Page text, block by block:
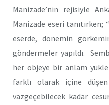
Manizade’nin rejisiyle
Manizade eseri tanıtırken;
eserde, dönemin
göndermeler yapıldı.
her objeye bir anlam
farklı olarak içine
vazgeçebilecek kadar